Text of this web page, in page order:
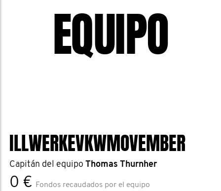
EQUIPO
ILLWERKEVKWMOVEMBER
Capitán del equipo Thomas Thurnher
0 € Fondos recaudados por el equipo